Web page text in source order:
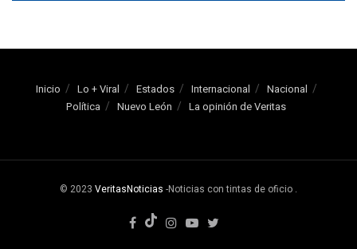
Inicio Lo + Viral Estados Internacional
Nacional
Política
Nuevo León La opinión de Veritas
© 2023 VeritasNoticias -Noticias con tintas de oficio .